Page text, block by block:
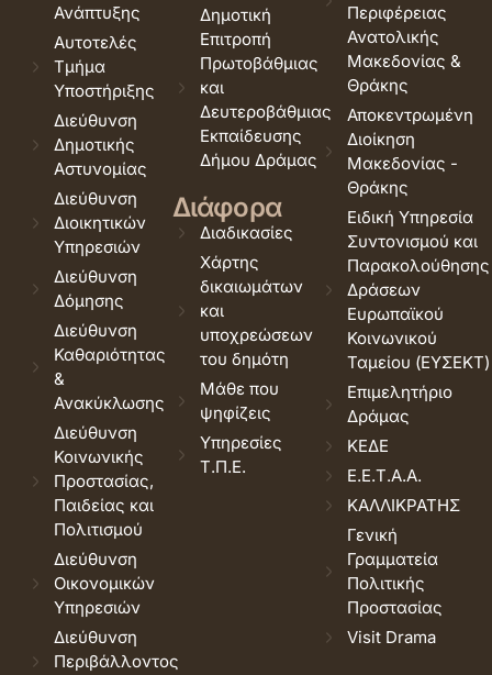
Ανάπτυξης
Αυτοτελές
Τμήμα
Υποστήριξης
Διεύθυνση
Δημοτικής
Αστυνομίας
Διεύθυνση
Διοικητικών
Υπηρεσιών
Διεύθυνση
Δόμησης
Διεύθυνση
Καθαριότητας
&
Ανακύκλωσης
Διεύθυνση
Κοινωνικής
Προστασίας,
Παιδείας και
Πολιτισμού
Διεύθυνση
Οικονομικών
Υπηρεσιών
Διεύθυνση
Περιβάλλοντος
Δημοτική
Επιτροπή
Πρωτοβάθμιας
και
Δευτεροβάθμιας
Εκπαίδευσης
Δήμου Δράμας
Διάφορα
Διαδικασίες
Χάρτης
δικαιωμάτων
και
υποχρεώσεων
του δημότη
Μάθε που
ψηφίζεις
Υπηρεσίες
Τ.Π.Ε.
Περιφέρειας
Ανατολικής
Μακεδονίας &
Θράκης
Αποκεντρωμένη
Διοίκηση
Μακεδονίας -
Θράκης
Ειδική Υπηρεσία
Συντονισμού και
Παρακολούθησης
Δράσεων
Ευρωπαϊκού
Κοινωνικού
Ταμείου (ΕΥΣΕΚΤ)
Επιμελητήριο
Δράμας
ΚΕΔΕ
Ε.Ε.Τ.Α.Α.
ΚΑΛΛΙΚΡΑΤΗΣ
Γενική
Γραμματεία
Πολιτικής
Προστασίας
Visit Drama